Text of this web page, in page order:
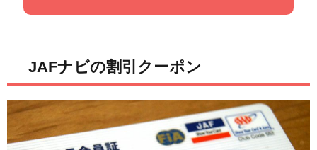
JAFナビの割引クーポン